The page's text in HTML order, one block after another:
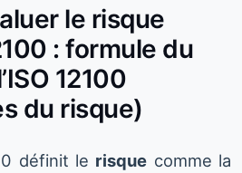
le risque
: formule du
12100
du risque)
définit le risque comme la